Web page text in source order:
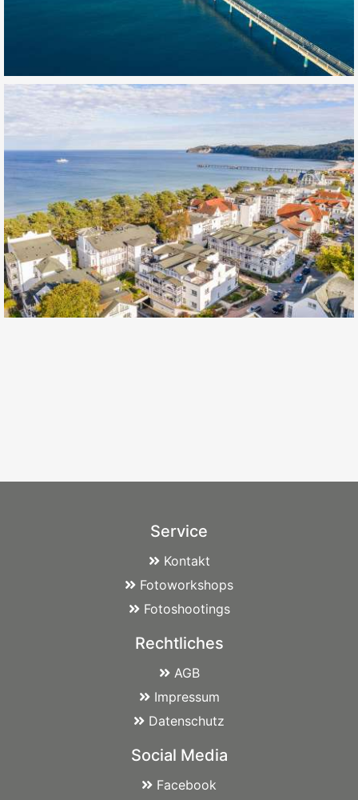
Service
Kontakt
Fotoworkshops
Fotoshootings
Rechtliches
AGB
Impressum
Datenschutz
Social Media
Facebook